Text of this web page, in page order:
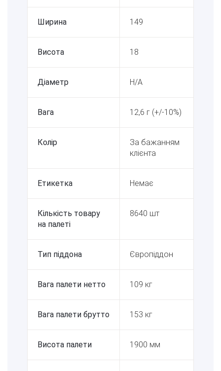
Ширина 149
Висота 18
Діаметр Н/А
Вага 12,6 г (+/-10%)
Колір
За бажанням
клієнта
Етикетка Немає
Кількість товару
на палеті
8640 шт
Тип піддона Європіддон
Вага палети нетто 109 кг
Вага палети брутто 153 кг
Висота палети 1900 мм